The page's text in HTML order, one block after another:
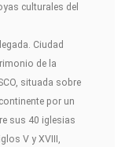
culturales del
Ciudad
de la
situada sobre
por un
sus 40 iglesias
V y XVIII,